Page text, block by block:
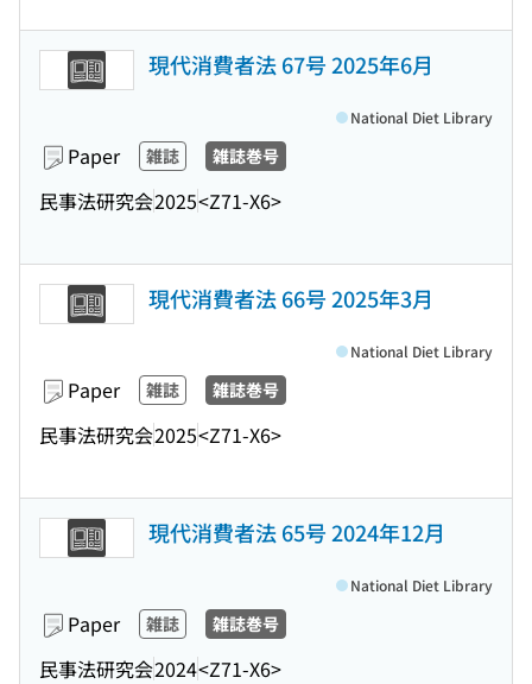
現代消費者法 67号 2025年6月
Paper 雑誌 雑誌巻号
民事法研究会2025<Z71-X6>
National Diet Library
現代消費者法 66号 2025年3月
Paper 雑誌 雑誌巻号
民事法研究会2025<Z71-X6>
National Diet Library
現代消費者法 65号 2024年12月
Paper 雑誌 雑誌巻号
民事法研究会2024<Z71-X6>
National Diet Library